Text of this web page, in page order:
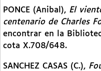
PONCE (Anibal), El
centenario de Charles
encontrar en la
cota X.708/648.
SANCHEZ CASAS (C.),